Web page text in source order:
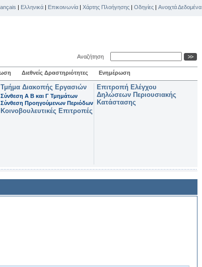
| Ελληνικά | Επικοινωνία | Χάρτης Πλοήγησης | Οδηγίες | Ανοιχτά Δεδομένα
Αναζήτηση
Διεθνείς Δραστηριότητες Ενημέρωση
Τμήμα Διακοπής Εργασιών
Σύνθεση Α Β και Γ Τμημάτων
Σύνθεση Προηγούμενων Περιόδων
Κοινοβουλευτικές Επιτροπές
Επιτροπή Ελέγχου
Δηλώσεων Περιουσιακής
Κατάστασης